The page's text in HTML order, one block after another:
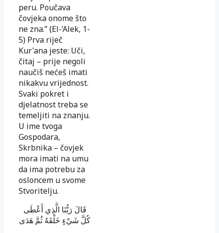
peru. Poučava
čovjeka onome što
ne zna.” (El-‘Alek, 1-
5) Prva riječ
Kur'ana jeste: Uči,
čitaj – prije negoli
naučiš ne­ćeš imati
nikakvu vrijednost.
Svaki pokret i
djelatnost treba se
temeljiti na znanju.
U ime tvoga
Gospodara,
Skrbnika – čovjek
mora imati na umu
da ima potrebu za
osloncem u svome
Stvoritelju.
قَالَ رَبُّنَا الَّذِي أَعْطَى
كُلَّ شَيْءٍ خَلْقَهُ ثُمَّ هَدَى